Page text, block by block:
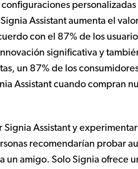
personalizadas
Assistant aumenta el
con el 87% de los
significativa y
un 87% de los
Assistant cuando compran
Signia Assistant y
recomendarían probar
un amigo. Solo Signia ofrece